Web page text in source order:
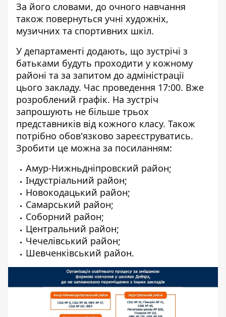
За його словами, до очного навчання
також повернуться учні художніх,
музичних та спортивних шкіл.
У департаменті додають, що зустрічі з
батьками будуть проходити у кожному
районі та за запитом до адміністрації
цього закладу. Час проведення 17:00. Вже
розроблений графік. На зустріч
запрошують не більше трьох
представників від кожного класу. Також
потрібно обов'язково зареєструватись.
Зробити це можна за посиланням:
Амур-Нижньдніпровский район;
Індустріальний район;
Новокодацький район;
Самарський район;
Соборний район;
Центральний район;
Чечелівський район;
Шевченківський район.